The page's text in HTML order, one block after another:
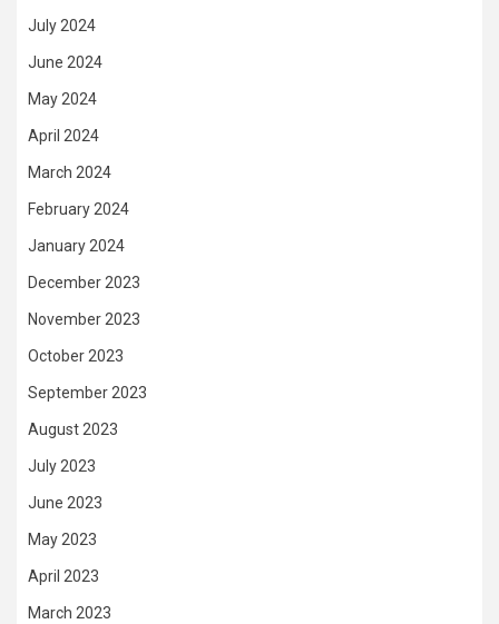
July 2024
June 2024
May 2024
April 2024
March 2024
February 2024
January 2024
December 2023
November 2023
October 2023
September 2023
August 2023
July 2023
June 2023
May 2023
April 2023
March 2023